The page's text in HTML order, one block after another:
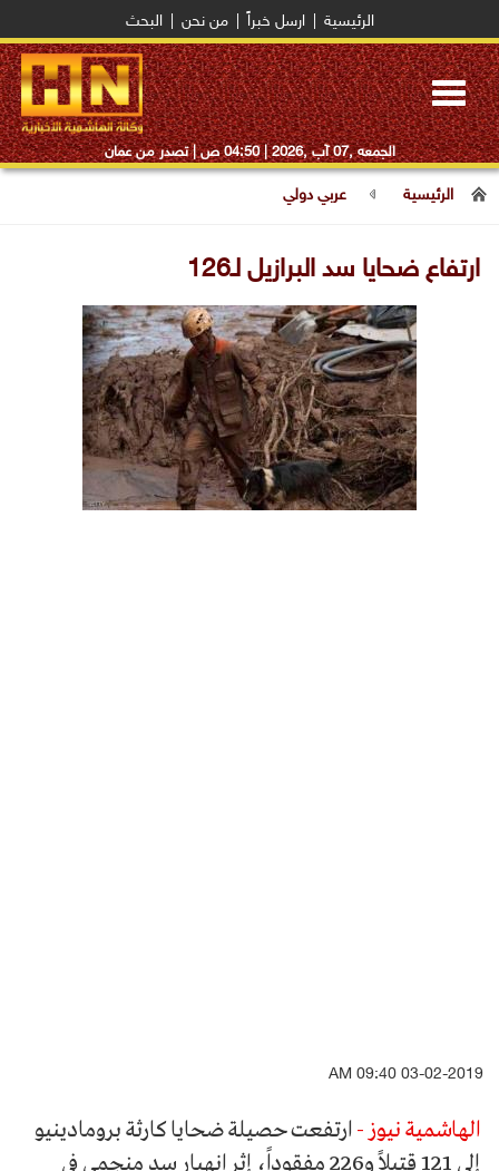
الرئيسية ارسل خبراً من نحن البحث
Toggle
navigation
الجمعه ,07 آب ,2026 | 04:50 ص | تصدر من عمان
الرئيسية عربي دولي
ارتفاع ضحايا سد البرازيل لـ126
03-02-2019 09:40 AM
الهاشمية نيوز - ارتفعت حصيلة ضحايا كارثة برومادينيو
إلى 121 قتيلاً و226 مفقوداً، إثر انهيار سد منجمي في